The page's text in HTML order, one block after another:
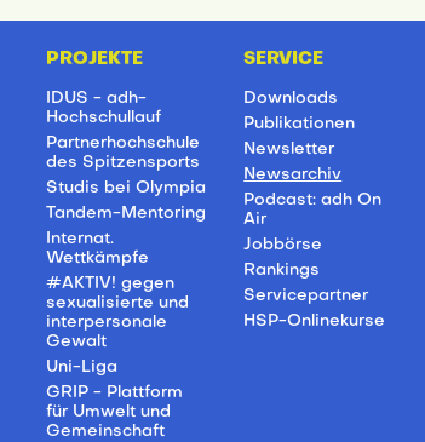
PROJEKTE
IDUS - adh-
Hochschullauf
Partnerhochschule
des Spitzensports
Studis bei Olympia
Tandem-Mentoring
Internat.
Wettkämpfe
#AKTIV! gegen
sexualisierte und
interpersonale
Gewalt
Uni-Liga
GRIP - Plattform
für Umwelt und
Gemeinschaft
SERVICE
Downloads
Publikationen
Newsletter
Newsarchiv
Podcast: adh On
Air
Jobbörse
Rankings
Servicepartner
HSP-Onlinekurse